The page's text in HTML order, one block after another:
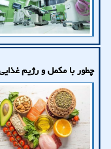
چطور با مکمل و رژیم